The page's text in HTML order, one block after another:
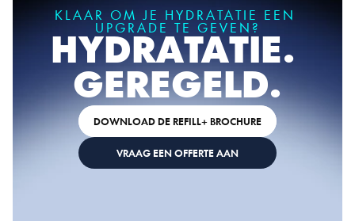
KLAAR OM JE HYDRATATIE EEN
UPGRADE TE GEVEN?
HYDRATATIE.
GEREGELD.
DOWNLOAD DE REFILL+ BROCHURE
VRAAG EEN OFFERTE AAN